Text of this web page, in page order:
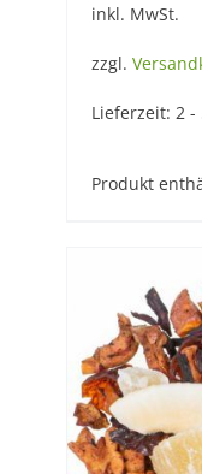
inkl. MwSt.
zzgl.
Lieferzeit: 2 -
Produkt